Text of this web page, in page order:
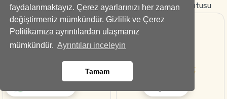
faydalanmaktayız. Çerez ayarlarınızı her zaman
değiştirmeniz mümkündür. Gizlilik ve Çerez
Politikamıza ayrıntılardan ulaşmanız
mümkündür. Ayrıntıları inceleyin
Tamam
Çikolata Kutusu-Special
Çikolata
YOU” Kırmızı Gül Kutusu